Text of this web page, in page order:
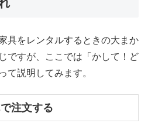
具をレンタルするときの大まか
ですが、ここでは「かして！ど
て説明してみます。
注文する